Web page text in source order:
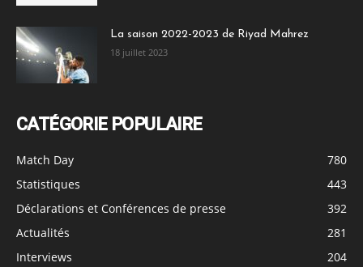
La saison 2022-2023 de Riyad Mahrez
18 juillet 2023
CATÉGORIE POPULAIRE
Match Day
780
Statistiques
443
Déclarations et Conférences de presse
392
Actualités
281
Interviews
204